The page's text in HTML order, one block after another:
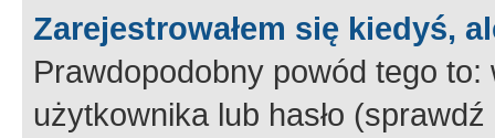
Zarejestrowałem się kiedyś,
Prawdopodobny powód tego to:
użytkownika lub hasło